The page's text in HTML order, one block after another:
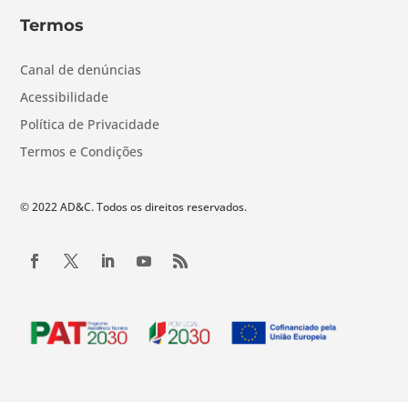
Termos
Canal de denúncias
Acessibilidade
Política de Privacidade
Termos e Condições
© 2022 AD&C. Todos os direitos reservados.